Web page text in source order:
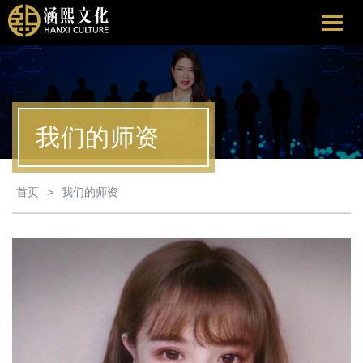
涵
文
化
我们的师资
首页 > 我们的师资